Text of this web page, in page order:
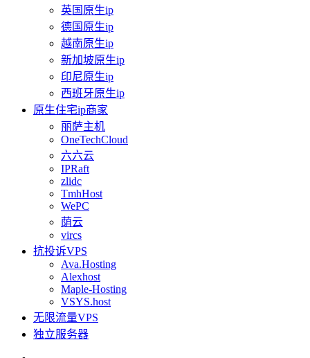
英国原生ip
德国原生ip
越南原生ip
新加坡原生ip
印尼原生ip
西班牙原生ip
原生住宅ip商家
丽萨主机
OneTechCloud
六六云
IPRaft
zlidc
TmhHost
WePC
荫云
vircs
抗投诉VPS
Ava.Hosting
Alexhost
Maple-Hosting
VSYS.host
无限流量VPS
独立服务器